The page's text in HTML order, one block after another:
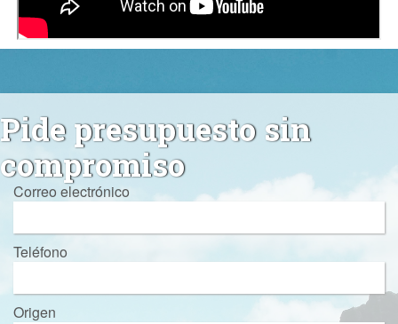
Pide presupuesto sin
compromiso
Correo electrónico
Teléfono
Origen